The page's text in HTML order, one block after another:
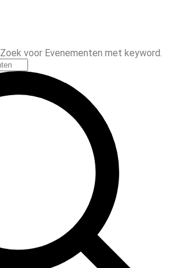
voor Evenementen met keyword.